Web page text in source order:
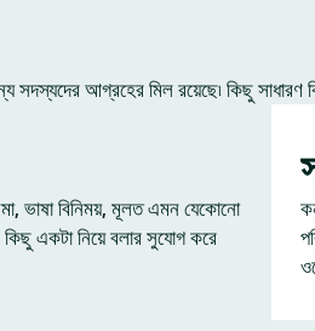
আগ্রহের মিল রয়েছে৷ কিছু সাধারণ
ভাষা বিনিময়, মূলত এমন যেকোনো
একটা নিয়ে বলার সুযোগ করে